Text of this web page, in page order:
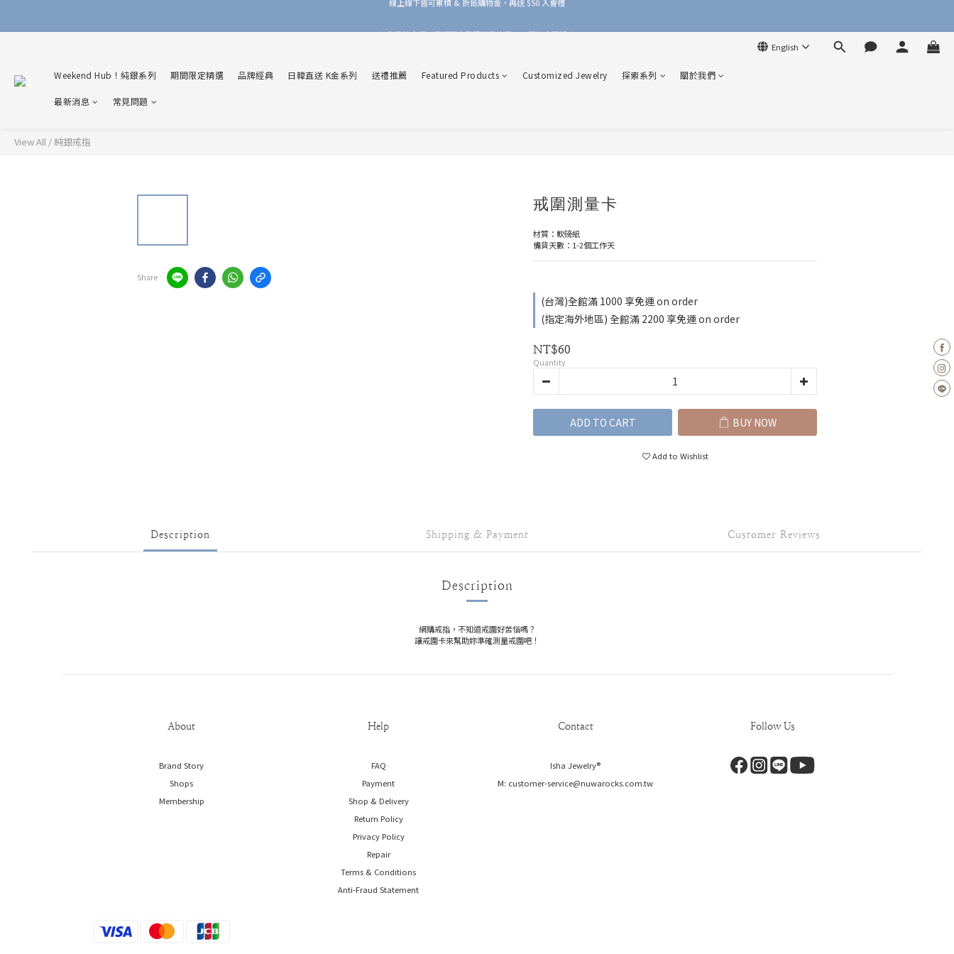
English
Weekend Hub！純銀系列 期間限定精選 品牌經典 日韓直送 K金系列 送禮推薦 Featured Products Customized Jewelry 探索系列 關於我們
最新消息 常見問題
View All / 純銀戒指
Share
戒圍測量卡
材質：軟磅紙
備貨天數：1-2個工作天
(台灣)全館滿 1000 享免運 on order
(指定海外地區) 全館滿 2200 享免運 on order
NT$60
Quantity
ADD TO CART BUY NOW
Add to Wishlist
Description Shipping & Payment Customer Reviews
Description
網購戒指，不知道戒圍好苦惱嗎？
讓戒圍卡來幫助妳準確測量戒圍吧！
About
Brand Story
Shops
Membership
Help
FAQ
Payment
Shop & Delivery
Return Policy
Privacy Policy
Repair
Terms & Conditions
Anti-Fraud Statement
Contact
Isha Jewelry®️
M: customer-service@nuwarocks.com.tw
Follow Us